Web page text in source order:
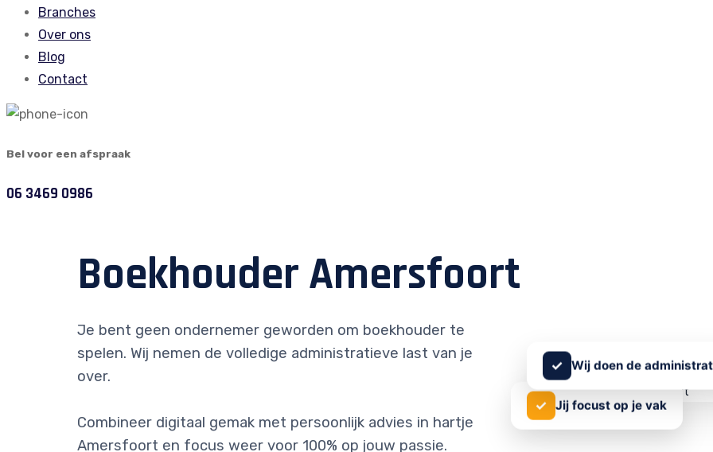
Branches
Over ons
Blog
Contact
Bel voor een afspraak
06 3469 0986
Boekhouder Amersfoort
Je bent geen ondernemer geworden om boekhouder te
spelen. Wij nemen de volledige administratieve last van je
over.
Combineer digitaal gemak met persoonlijk advies in hartje
Amersfoort en focus weer voor 100% op jouw passie.
✓ Jij focust op je vak
✓ Wij doen de